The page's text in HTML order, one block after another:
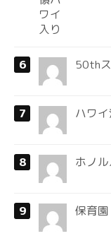
50th
ハワ
ホノ
保育園